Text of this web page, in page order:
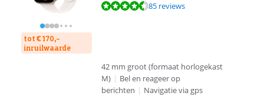
tot € 170,-
inruilwaarde
Beoordeling is 9,2 van de 10, gebaseerd op 85 reviews.
85 reviews
42 mm groot (formaat horlogekast
M) | Bel en reageer op
berichten | Navigatie via gps